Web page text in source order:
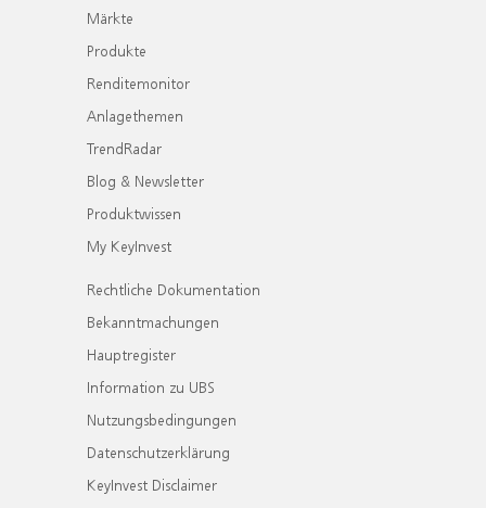
Märkte
Produkte
Renditemonitor
Anlagethemen
TrendRadar
Blog & Newsletter
Produktwissen
My KeyInvest
Rechtliche Dokumentation
Bekanntmachungen
Hauptregister
Information zu UBS
Nutzungsbedingungen
Datenschutzerklärung
KeyInvest Disclaimer